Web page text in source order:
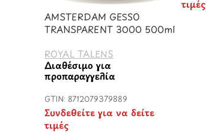
AMSTERDAM GESSO
TRANSPARENT 3000 500ml
ROYAL TALENS
Διαθέσιμο για
προπαραγγελία
GTIN: 8712079379889
Συνδεθείτε για να δείτε
τιμές
τιμές